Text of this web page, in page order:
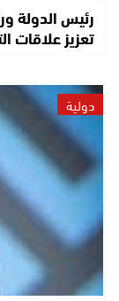
رئيس الدولة
تعزيز علاقات
دولية